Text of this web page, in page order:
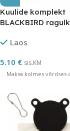
Kuulide komplekt
BLACKBIRD
Laos
5.10 € sis.KM
Maksa kolmes võrdses